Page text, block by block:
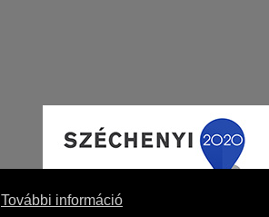
További információ
Fejlesztés: Gerner Attila,